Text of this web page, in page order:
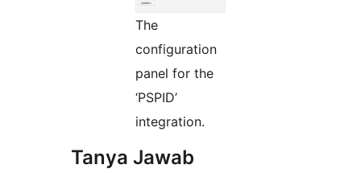
The
configuration
panel for the
‘PSPID’
integration.
Tanya Jawab